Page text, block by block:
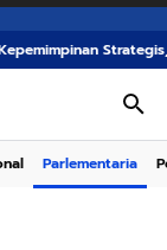
Strategis, Dr. Said
Parlementaria